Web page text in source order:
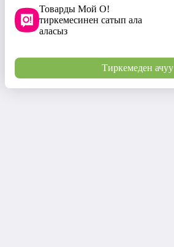
Товарды Мой О!
тиркемесинен сатып ала
аласыз
Тиркемеден ачуу